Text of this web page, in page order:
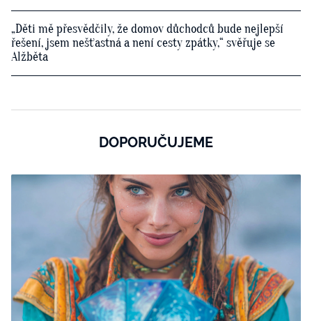
„Děti mě přesvědčily, že domov důchodců bude nejlepší
řešení, jsem nešťastná a není cesty zpátky,“ svěřuje se
Alžběta
DOPORUČUJEME